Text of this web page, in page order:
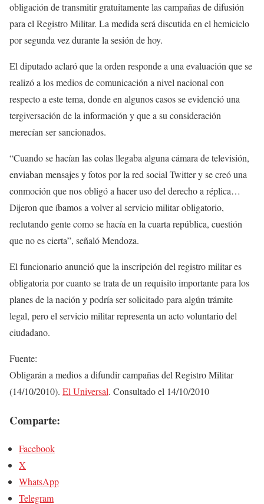
obligación de transmitir gratuitamente las campañas de difusión
para el Registro Militar. La medida será discutida en el hemiciclo
por segunda vez durante la sesión de hoy.
El diputado aclaró que la orden responde a una evaluación que se
realizó a los medios de comunicación a nivel nacional con
respecto a este tema, donde en algunos casos se evidenció una
tergiversación de la información y que a su consideración
merecían ser sancionados.
“Cuando se hacían las colas llegaba alguna cámara de televisión,
enviaban mensajes y fotos por la red social Twitter y se creó una
conmoción que nos obligó a hacer uso del derecho a réplica…
Dijeron que íbamos a volver al servicio militar obligatorio,
reclutando gente como se hacía en la cuarta república, cuestión
que no es cierta”, señaló Mendoza.
El funcionario anunció que la inscripción del registro militar es
obligatoria por cuanto se trata de un requisito importante para los
planes de la nación y podría ser solicitado para algún trámite
legal, pero el servicio militar representa un acto voluntario del
ciudadano.
Fuente:
Obligarán a medios a difundir campañas del Registro Militar
(14/10/2010). El Universal. Consultado el 14/10/2010
Comparte:
Facebook
X
WhatsApp
Telegram